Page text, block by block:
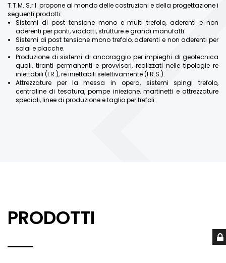
T.T.M. S.r.l. propone al mondo delle costruzioni e della progettazione i
seguenti prodotti:
Sistemi di post tensione mono e multi trefolo, aderenti e non
aderenti per ponti, viadotti, strutture e grandi manufatti.
Sistemi di post tensione mono trefolo, aderenti e non aderenti per
solai e placche.
Produzione di sistemi di ancoraggio per impieghi di geotecnica
quali, tiranti permanenti e provvisori, realizzati nelle tipologie re
iniettabili (I.R.), re iniettabili selettivamente (I.R.S.).
Attrezzature per la messa in opera, sistemi spingi trefolo,
centraline di tesatura, pompe iniezione, martinetti e attrezzature
speciali, linee di produzione e taglio per trefoli.
PRODOTTI